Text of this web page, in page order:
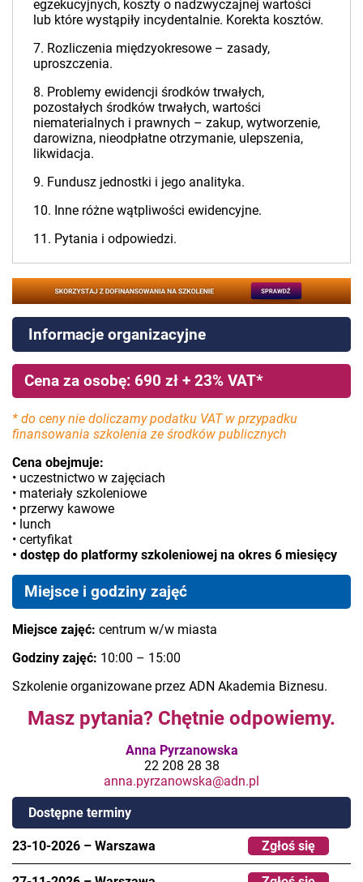
egzekucyjnych, koszty o nadzwyczajnej wartości
lub które wystąpiły incydentalnie. Korekta kosztów.
7. Rozliczenia międzyokresowe – zasady,
uproszczenia.
8. Problemy ewidencji środków trwałych,
pozostałych środków trwałych, wartości
niematerialnych i prawnych – zakup, wytworzenie,
darowizna, nieodpłatne otrzymanie, ulepszenia,
likwidacja.
9. Fundusz jednostki i jego analityka.
10. Inne różne wątpliwości ewidencyjne.
11. Pytania i odpowiedzi.
Informacje organizacyjne
Cena za osobę: 690 zł + 23% VAT*
* do ceny nie doliczamy podatku VAT w przypadku
finansowania szkolenia ze środków publicznych
Cena obejmuje:
• uczestnictwo w zajęciach
• materiały szkoleniowe
• przerwy kawowe
• lunch
• certyfikat
• dostęp do platformy szkoleniowej na okres 6 miesięcy
Miejsce i godziny zajęć
Miejsce zajęć: centrum w/w miasta
Godziny zajęć: 10:00 – 15:00
Szkolenie organizowane przez ADN Akademia Biznesu.
Masz pytania? Chętnie odpowiemy.
Anna Pyrzanowska
22 208 28 38
anna.pyrzanowska@adn.pl
Dostępne terminy
23-10-2026 – Warszawa Zgłoś się